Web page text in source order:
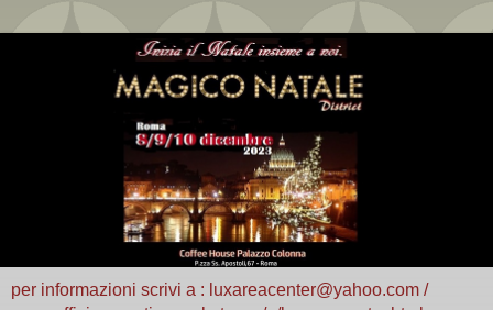
per informazioni scrivi a : luxareacenter@yahoo.com /